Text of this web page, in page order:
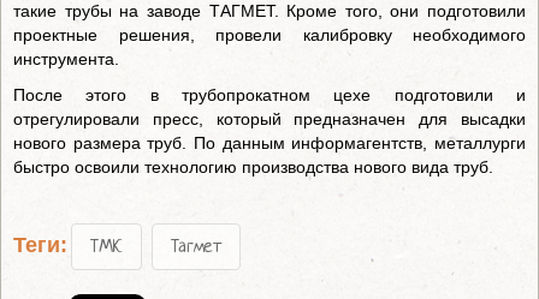
такие трубы на заводе ТАГМЕТ. Кроме того, они подготовили
проектные решения, провели калибровку необходимого
инструмента.
После этого в трубопрокатном цехе подготовили и
отрегулировали пресс, который предназначен для высадки
нового размера труб. По данным информагентств, металлурги
быстро освоили технологию производства нового вида труб.
Теги: ТМК Тагмет